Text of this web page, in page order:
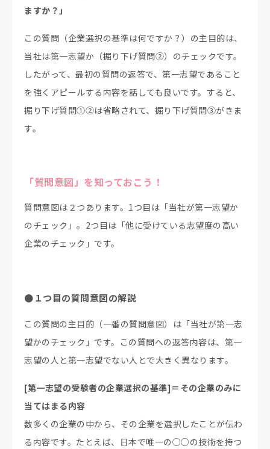
ますか？」
この質問（企業選択の基準は何ですか？）の主目的は、
当社は第一志望か（掘り下げ質問②）のチェックです。
したがって、最初の質問の返答で、第一志望であること
を強くアピールする内容を話しても良いです。すると、
掘り下げ質問①②は省略されて、掘り下げ質問③がきま
す。
「質問意図」を知っておこう！
質問意図は２つあります。1つ目は「当社が第一志望か
のチェック」。2つ目は「他に受けている志望度の高い
企業のチェック」です。
●１つ目の質問意図の解説
この質問の主目的（一番の質問意図）は「当社が第一志
望かのチェック」です。この質問への返答内容は、第一
志望の人と第一志望でない人とで大きく異なります。
[第一志望の受験者の企業選択の基準]＝その企業のみに
当てはまる内容
数多くの企業の中から、その企業を選択したことが伝わ
る内容です。たとえば、日本で唯一の○○の技術を持つ